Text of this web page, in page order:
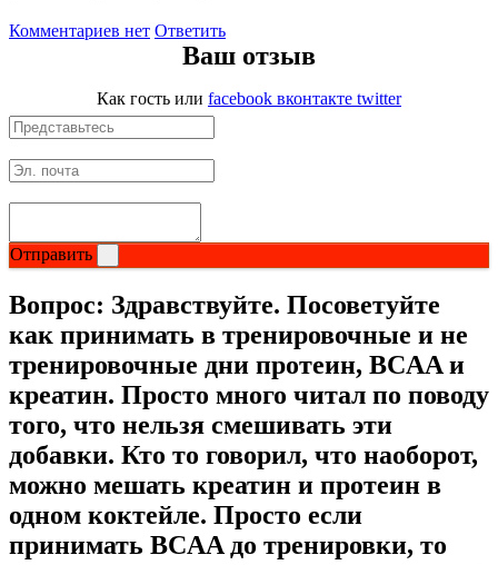
Многокомпонентный и яичный протеин
Растительный протеин
Снижение веса
Жиросжигатели
Карнитин
Пиколинат хрома
Батончики и напитки
НАЗАД
Напитки
Комментариев нет Ответить
Ваш отзыв
Как гость или facebook вконтакте twitter
Отправить
Вопрос: Здравствуйте. Посоветуйте
как принимать в тренировочные и не
тренировочные дни протеин, BCAA и
креатин. Просто много читал по поводу
того, что нельзя смешивать эти
добавки. Кто то говорил, что наоборот,
можно мешать креатин и протеин в
одном коктейле. Просто если
принимать BCAA до тренировки, то